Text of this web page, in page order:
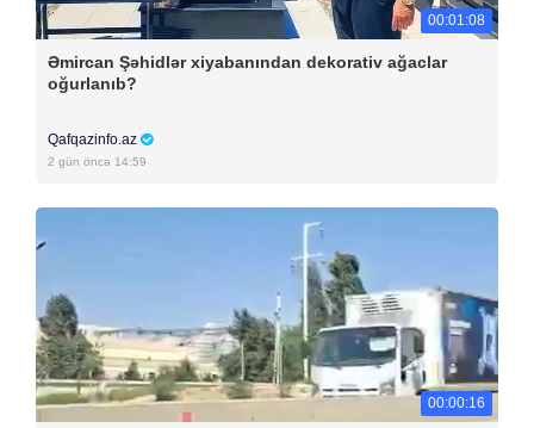
00:01:08
Əmircan Şəhidlər xiyabanından dekorativ ağaclar
oğurlanıb?
Qafqazinfo.az
2 gün öncə 14:59
00:00:16